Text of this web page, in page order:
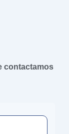
contactamos